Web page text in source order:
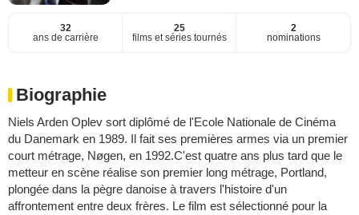
32
ans de carrière
25
films et séries tournés
2
nominations
Biographie
Niels Arden Oplev sort diplômé de l'Ecole Nationale de Cinéma
du Danemark en 1989. Il fait ses premières armes via un premier
court métrage, Nøgen, en 1992.C'est quatre ans plus tard que le
metteur en scène réalise son premier long métrage, Portland,
plongée dans la pègre danoise à travers l'histoire d'un
affrontement entre deux frères. Le film est sélectionné pour la